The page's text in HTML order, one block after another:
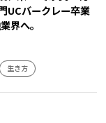
UCバークレー卒業
界へ。
生き方